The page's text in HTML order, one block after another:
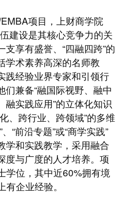
项目，上财商学院
建设是其核心竞争力的关
享有盛誉、“四融四跨”的
学术素养高深的名师教
践经验业界专家和引领行
们兼备“融国际视野、融中
融实践应用”的立体化知识
、跨行业、跨领域”的多维
“前沿专题”或“商学实践”
学和实践教学，采用融合
度与广度的人才培养。项
学位，其中近60%拥有境
企业经验。